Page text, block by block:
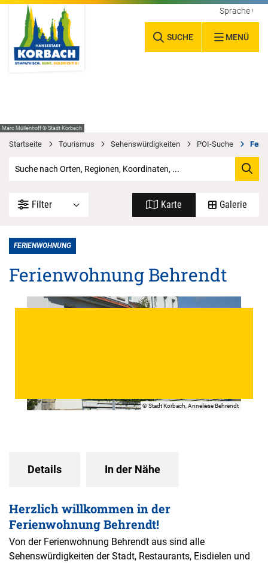
SUCHE MENÜ
Sprache
Marc Müllenhoff © Stadt Korbach
Startseite Tourismus Sehenswürdigkeiten POI-Suche
Filter Karte Galerie
FERIENWOHNUNG
Ferienwohnung Behrendt
© Stadt Korbach, Anneliese Behrendt
Details In der Nähe
Herzlich willkommen in der
Ferienwohnung Behrendt!
Von der Ferienwohnung Behrendt aus sind alle
Sehenswürdigkeiten der Stadt, Restaurants, Eisdielen und